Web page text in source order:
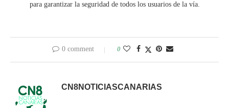
para garantizar la seguridad de todos los usuarios de la vía.
0 comment 0
CN8NOTICIASCANARIAS